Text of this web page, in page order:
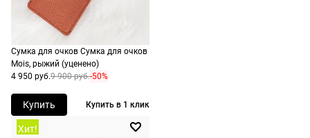
Сумка для очков Сумка для очков
Mois, рыжий (уценено)
4 950 руб.9 900 руб.-50%
Купить Купить в 1 клик
Хит!